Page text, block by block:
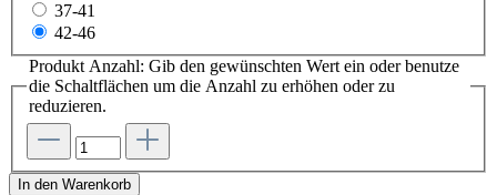
37-41
42-46
Produkt Anzahl: Gib den gewünschten Wert ein oder benutze
die Schaltflächen um die Anzahl zu erhöhen oder zu
reduzieren.
In den Warenkorb